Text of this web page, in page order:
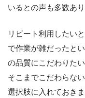
いるとの声も多数あり
リピート利用したい
で作業が雑だったと
の品質にこだわりた
そこまでこだわらな
選択肢に入れておきま